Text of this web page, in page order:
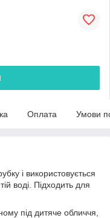
Оплата Умови
і використовується
воді. Підходить для
під дитяче обличчя,